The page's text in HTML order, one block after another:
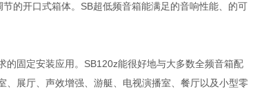
的开口式箱体。SB超低频音箱能满足的音响性能、的可
固定安装应用。SB120z能很好地与大多数全频音箱配
展厅、声效增强、游艇、电视演播室、餐厅以及小型零